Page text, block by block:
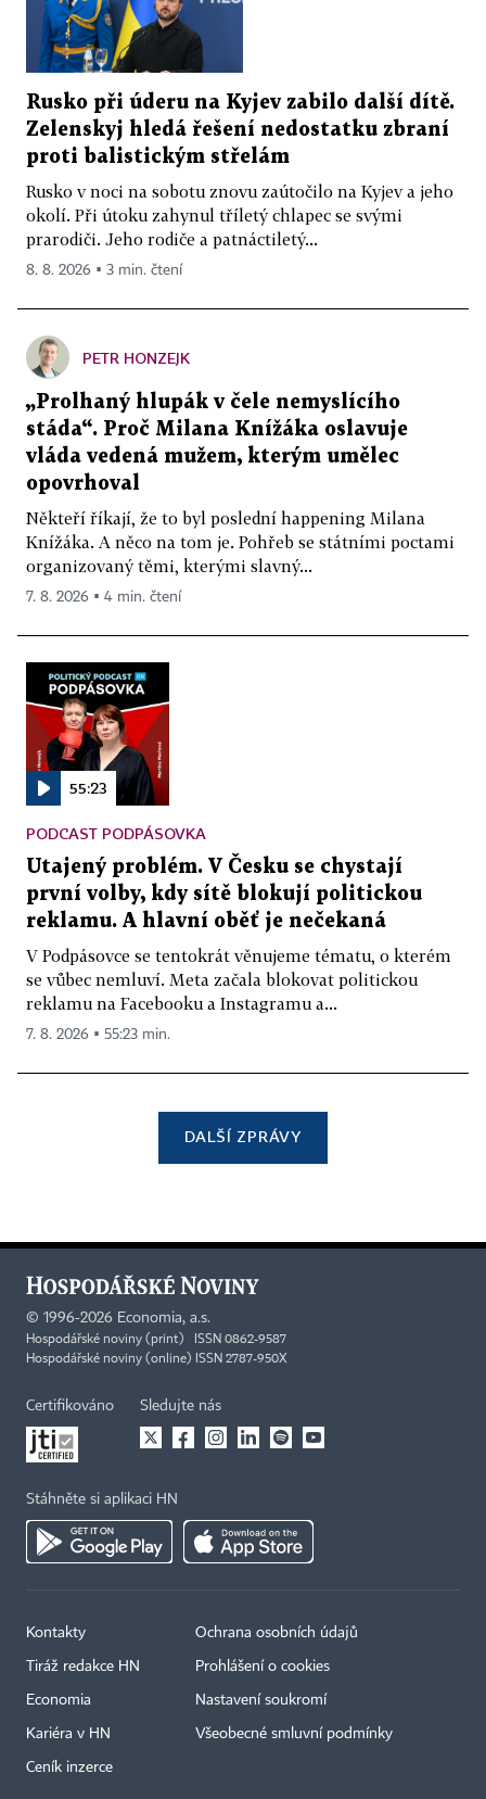
Rusko při úderu na Kyjev zabilo další dítě.
Zelenskyj hledá řešení nedostatku zbraní
proti balistickým střelám
Rusko v noci na sobotu znovu zaútočilo na Kyjev a jeho
okolí. Při útoku zahynul tříletý chlapec se svými
prarodiči. Jeho rodiče a patnáctiletý...
8. 8. 2026 ▪ 3 min. čtení
PETR HONZEJK
„Prolhaný hlupák v čele nemyslícího
stáda“. Proč Milana Knížáka oslavuje
vláda vedená mužem, kterým umělec
opovrhoval
Někteří říkají, že to byl poslední happening Milana
Knížáka. A něco na tom je. Pohřeb se státními poctami
organizovaný těmi, kterými slavný...
7. 8. 2026 ▪ 4 min. čtení
55:23
PODCAST PODPÁSOVKA
Utajený problém. V Česku se chystají
první volby, kdy sítě blokují politickou
reklamu. A hlavní oběť je nečekaná
V Podpásovce se tentokrát věnujeme tématu, o kterém
se vůbec nemluví. Meta začala blokovat politickou
reklamu na Facebooku a Instagramu a...
7. 8. 2026 ▪ 55:23 min.
DALŠÍ ZPRÁVY
© 1996-2026 Economia, a.s.
Hospodářské noviny (print) ISSN 0862-9587
Hospodářské noviny (online) ISSN 2787-950X
Certifikováno Sledujte nás
Stáhněte si aplikaci HN
Kontakty
Tiráž redakce HN
Economia
Kariéra v HN
Ceník inzerce
Ochrana osobních údajů
Prohlášení o cookies
Nastavení soukromí
Všeobecné smluvní podmínky